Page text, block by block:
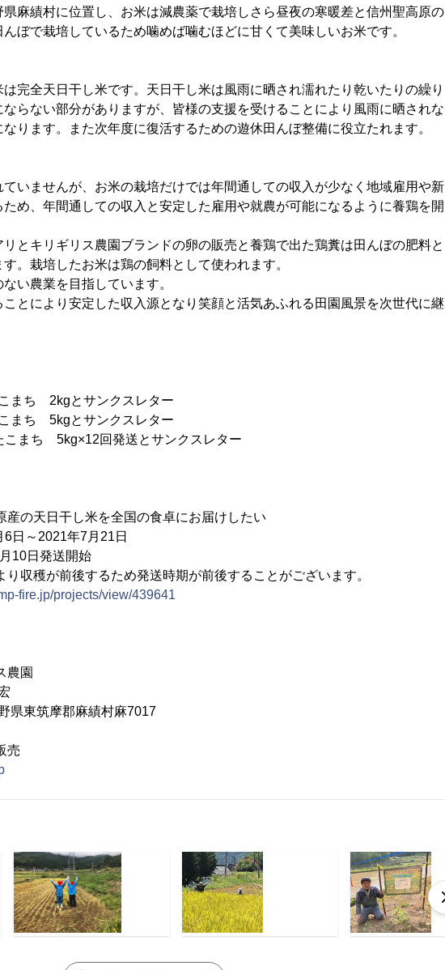
麻績村に位置し、お米は減農薬で栽培しさら昼夜の寒暖差と信州聖高原の
ぼで栽培しているため噛めば噛むほどに甘くて美味しいお米です。
完全天日干し米です。天日干し米は風雨に晒され濡れたり乾いたりの繰り
らない部分がありますが、皆様の支援を受けることにより風雨に晒されな
ります。また次年度に復活するための遊休田んぼ整備に役立たれます。
いませんが、お米の栽培だけでは年間通しての収入が少なく地域雇用や新
め、年間通しての収入と安定した雇用や就農が可能になるように養鶏を開
とキリギリス農園ブランドの卵の販売と養鶏で出た鶏糞は田んぼの肥料と
。栽培したお米は鶏の飼料として使われます。
い農業を目指しています。
とにより安定した収入源となり笑顔と活気あふれる田園風景を次世代に継
まち 2kgとサンクスレター
まち 5kgとサンクスレター
こまち 5kg×12回発送とサンクスレター
産の天日干し米を全国の食卓にお届けしたい
2021年7月21日
日発送開始
するため発送時期が前後することがございます。
fire.jp/projects/view/439641
園
東筑摩郡麻績村麻7017
売